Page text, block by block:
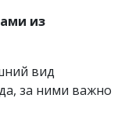
из
вид
за ними важно